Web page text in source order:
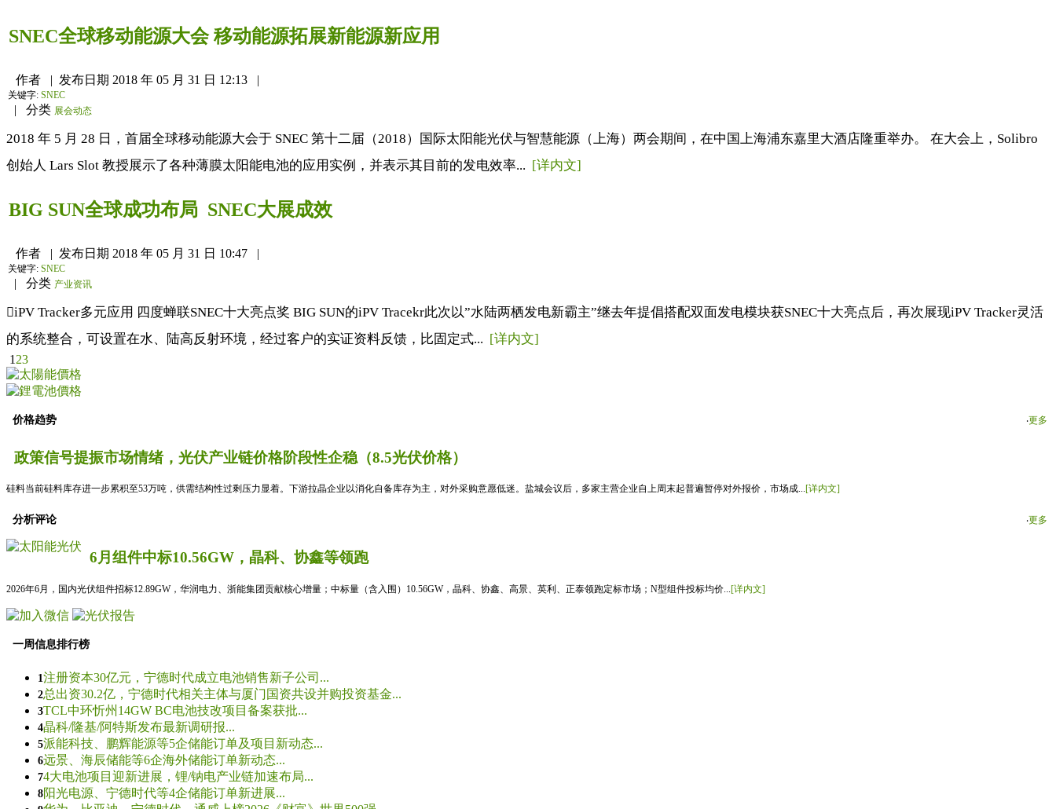
SNEC全球移动能源大会 移动能源拓展新能源新应用
作者 | 发布日期 2018 年 05 月 31 日 12:13 |
关键字: SNEC
| 分类 展会动态
2018 年 5 月 28 日，首届全球移动能源大会于 SNEC 第十二届（2018）国际太阳能光伏与智慧能源（上海）两会期间，在中国上海浦东嘉里大酒店隆重举办。 在大会上，Solibro
创始人 Lars Slot 教授展示了各种薄膜太阳能电池的应用实例，并表示其目前的发电效率... [详内文]
BIG SUN全球成功布局 SNEC大展成效
作者 | 发布日期 2018 年 05 月 31 日 10:47 |
关键字: SNEC
| 分类 产业资讯
iPV Tracker多元应用 四度蝉联SNEC十大亮点奖 BIG SUN的iPV Tracekr此次以”水陆两栖发电新霸主”继去年提倡搭配双面发电模块获SNEC十大亮点后，再次展现iPV Tracker灵活
的系统整合，可设置在水、陆高反射环境，经过客户的实证资料反馈，比固定式... [详内文]
1 23
价格趋势 ‧更多
政策信号提振市场情绪，光伏产业链价格阶段性企稳（8.5光伏价格）
硅料当前硅料库存进一步累积至53万吨，供需结构性过剩压力显着。下游拉晶企业以消化自备库存为主，对外采购意愿低迷。盐城会议后，多家主营企业自上周末起普遍暂停对外报价，市场成...[详内文]
分析评论 ‧更多
6月组件中标10.56GW，晶科、协鑫等领跑
2026年6月，国内光伏组件招标12.89GW，华润电力、浙能集团贡献核心增量；中标量（含入围）10.56GW，晶科、协鑫、高景、英利、正泰领跑定标市场；N型组件投标均价... [详内文]
一周信息排行榜
1注册资本30亿元，宁德时代成立电池销售新子公司...
2总出资30.2亿，宁德时代相关主体与厦门国资共设并购投资基金...
3TCL中环忻州14GW BC电池技改项目备案获批...
4晶科/隆基/阿特斯发布最新调研报...
5派能科技、鹏辉能源等5企储能订单及项目新动态...
6远景、海辰储能等6企海外储能订单新动态...
74大电池项目迎新进展，锂/钠电产业链加速布局...
8阳光电源、宁德时代等4企储能订单新进展...